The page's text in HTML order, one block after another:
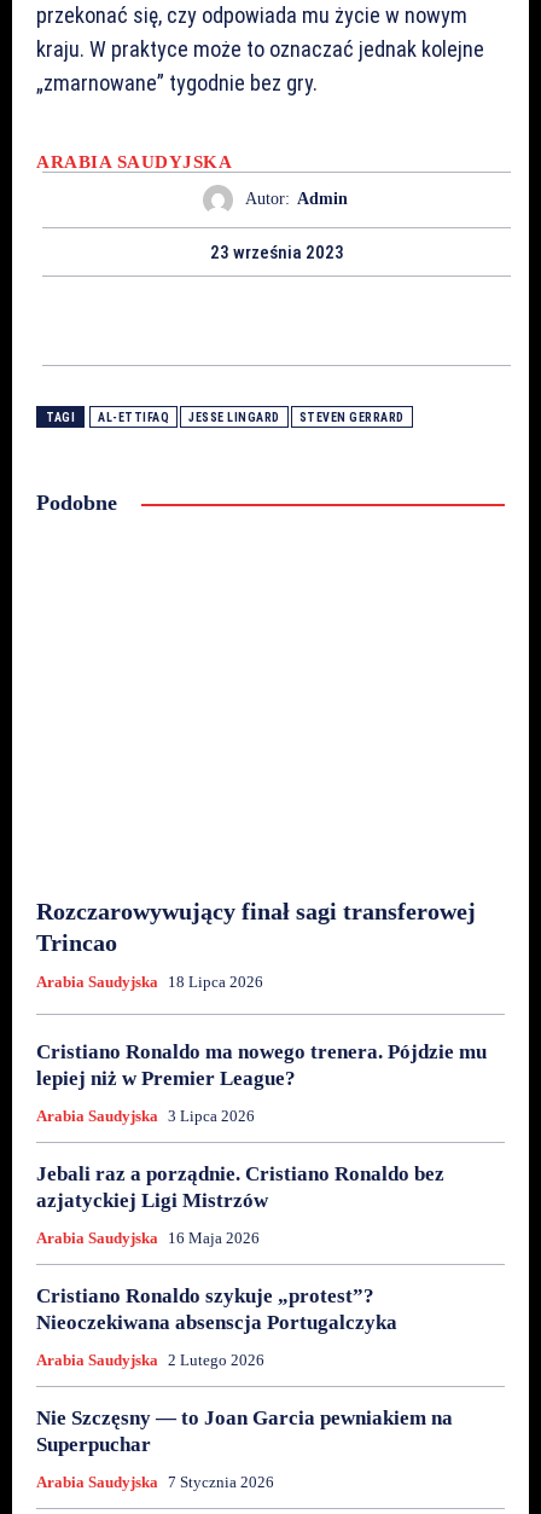
przekonać się, czy odpowiada mu życie w nowym
kraju. W praktyce może to oznaczać jednak kolejne
„zmarnowane” tygodnie bez gry.
ARABIA SAUDYJSKA
Autor: Admin
23 września 2023
TAGI AL-ETTIFAQ JESSE LINGARD STEVEN GERRARD
Podobne
Rozczarowywujący finał sagi transferowej
Trincao
Arabia Saudyjska 18 Lipca 2026
Cristiano Ronaldo ma nowego trenera. Pójdzie mu
lepiej niż w Premier League?
Arabia Saudyjska 3 Lipca 2026
Jebali raz a porządnie. Cristiano Ronaldo bez
azjatyckiej Ligi Mistrzów
Arabia Saudyjska 16 Maja 2026
Cristiano Ronaldo szykuje „protest”?
Nieoczekiwana absenscja Portugalczyka
Arabia Saudyjska 2 Lutego 2026
Nie Szczęsny — to Joan Garcia pewniakiem na
Superpuchar
Arabia Saudyjska 7 Stycznia 2026